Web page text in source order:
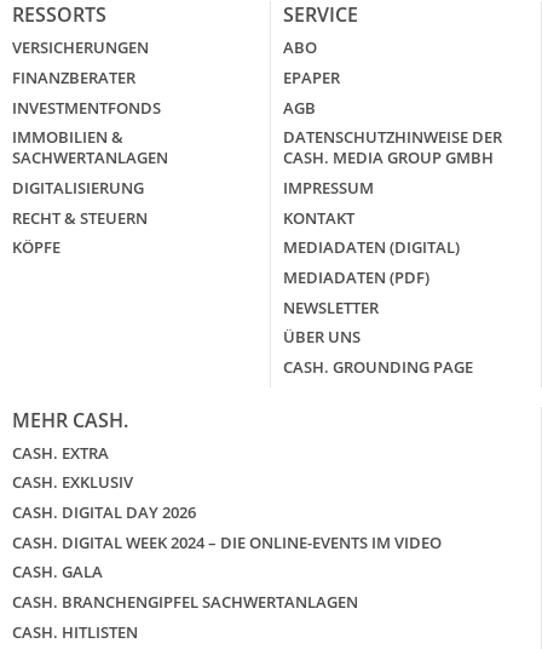
RESSORTS
VERSICHERUNGEN
FINANZBERATER
INVESTMENTFONDS
IMMOBILIEN &
SACHWERTANLAGEN
DIGITALISIERUNG
RECHT & STEUERN
KÖPFE
SERVICE
ABO
EPAPER
AGB
DATENSCHUTZHINWEISE DER
CASH. MEDIA GROUP GMBH
IMPRESSUM
KONTAKT
MEDIADATEN (DIGITAL)
MEDIADATEN (PDF)
NEWSLETTER
ÜBER UNS
CASH. GROUNDING PAGE
MEHR CASH.
CASH. EXTRA
CASH. EXKLUSIV
CASH. DIGITAL DAY 2026
CASH. DIGITAL WEEK 2024 – DIE ONLINE-EVENTS IM VIDEO
CASH. GALA
CASH. BRANCHENGIPFEL SACHWERTANLAGEN
CASH. HITLISTEN